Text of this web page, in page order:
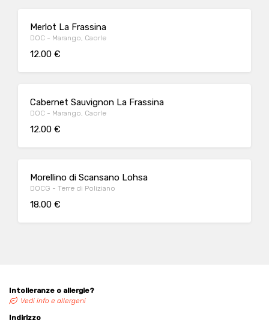
Merlot La Frassina
DOC - Marango, Caorle
12.00 €
Cabernet Sauvignon La Frassina
DOC - Marango, Caorle
12.00 €
Morellino di Scansano Lohsa
DOCG - Terre di Poliziano
18.00 €
Intolleranze o allergie?
Vedi info e allergeni
Indirizzo